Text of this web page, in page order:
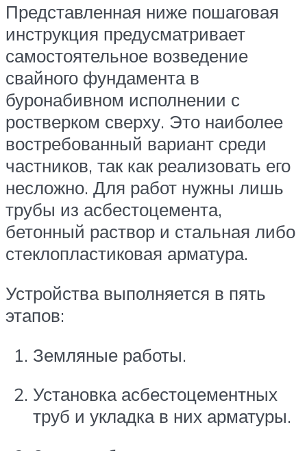
Представленная ниже пошаговая
инструкция предусматривает
самостоятельное возведение
свайного фундамента в
буронабивном исполнении с
ростверком сверху. Это наиболее
востребованный вариант среди
частников, так как реализовать его
несложно. Для работ нужны лишь
трубы из асбестоцемента,
бетонный раствор и стальная либо
стеклопластиковая арматура.
Устройства выполняется в пять
этапов:
Земляные работы.
Установка асбестоцементных
труб и укладка в них арматуры.